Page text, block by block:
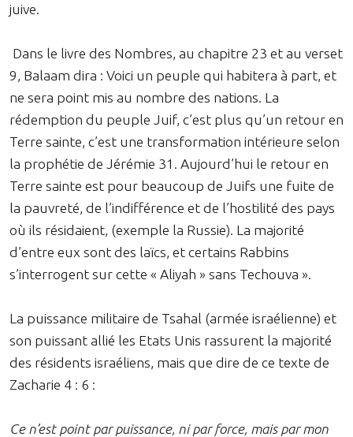
juive.
Dans le livre des Nombres, au chapitre 23 et au verset
9, Balaam dira : Voici un peuple qui habitera à part, et
ne sera point mis au nombre des nations. La
rédemption du peuple Juif, c’est plus qu’un retour en
Terre sainte, c’est une transformation intérieure selon
la prophétie de Jérémie 31. Aujourd’hui le retour en
Terre sainte est pour beaucoup de Juifs une fuite de
la pauvreté, de l’indifférence et de l’hostilité des pays
où ils résidaient, (exemple la Russie). La majorité
d’entre eux sont des laïcs, et certains Rabbins
s’interrogent sur cette « Aliyah » sans Techouva ».
La puissance militaire de Tsahal (armée israélienne) et
son puissant allié les Etats Unis rassurent la majorité
des résidents israéliens, mais que dire de ce texte de
Zacharie 4 : 6 :
Ce n’est point par puissance, ni par force, mais par mon